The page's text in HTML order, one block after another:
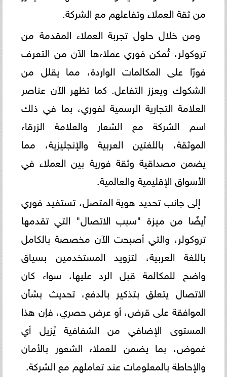
من ثقة العملاء وتفاعلهم مع الشركة.
ومن خلال حلول تجربة العملاء المقدمة من
تروكولر، تُمكن فوري عملاءها الآن من التعرف
فورًا على المكالمات الواردة، مما يقلل من
الشكوك ويعزز التفاعل. كما تظهر الآن عناصر
العلامة التجارية الرسمية لفوري، بما في ذلك
اسم الشركة مع الشعار والعلامة الزرقاء
الموثقة، باللغتين العربية والإنجليزية، مما
يضمن مصداقية وثقة فورية بين العملاء في
الأسواق الإقليمية والعالمية.
إلى جانب تحديد هوية المتصل، تستفيد فوري
أيضًا من ميزة "سبب الاتصال" التي تقدمها
تروكولر، والتي أصبحت الآن مخصصة بالكامل
باللغة العربية، لتزويد المستخدمين بسياق
واضح للمكالمة قبل الرد عليها، سواء كان
الاتصال يتعلق بتذكير بالدفع، تحديث بشأن
الموافقة على قرض، أو عرض حصري، فإن هذا
المستوى الإضافي من الشفافية يُزيل أي
غموض، بما يضمن للعملاء الشعور بالأمان
والإحاطة بالمعلومات عند تعاملهم مع الشركة.